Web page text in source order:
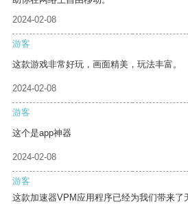
2024-02-08
游客
这款游戏非常好玩，画面精美，玩法丰富。
2024-02-08
游客
这个是app神器
2024-02-08
游客
这款加速器VPM应用程序已经为我们带来了